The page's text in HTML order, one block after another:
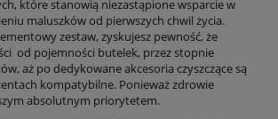
które stanowią niezastąpione wsparcie w
maluszków od pierwszych chwil życia.
zestaw, zyskujesz pewność, że
od pojemności butelek, przez stopnie
aż po dedykowane akcesoria czyszczące są
kompatybilne. Ponieważ zdrowie
absolutnym priorytetem.